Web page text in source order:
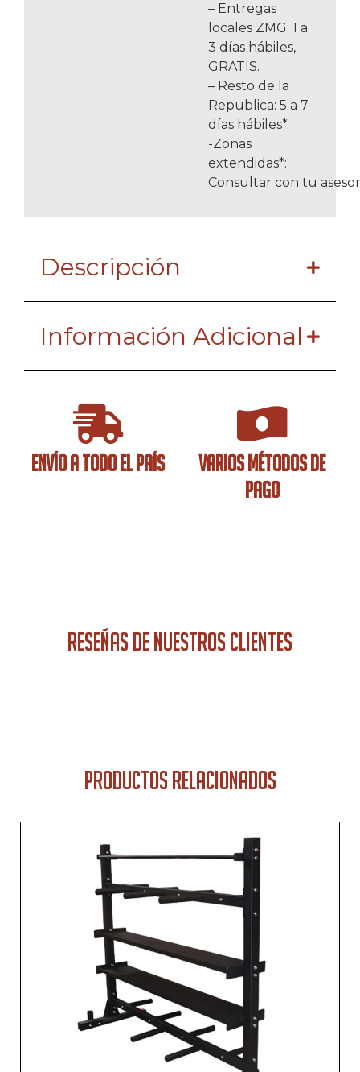
ENVÍO A TODO EL PAÍS
VARIOS MÉTODOS DE
PAGO
– Entregas
locales ZMG: 1 a
3 días hábiles,
GRATIS.
– Resto de la
Republica: 5 a 7
días hábiles*.
-Zonas
extendidas*:
Consultar con tu
Descripción
Información Adicional
RESEÑAS DE NUESTROS CLIENTES
PRODUCTOS RELACIONADOS